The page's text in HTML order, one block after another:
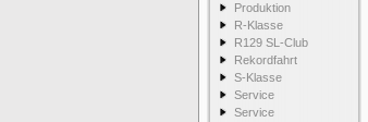
Produktion
R-Klasse
R129 SL-Club
Rekordfahrt
S-Klasse
Service
Service